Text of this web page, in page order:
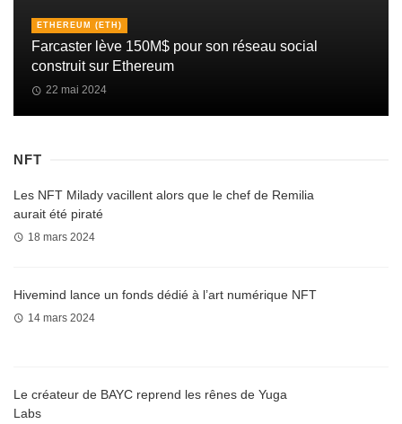
ETHEREUM (ETH)
Farcaster lève 150M$ pour son réseau social
construit sur Ethereum
22 mai 2024
NFT
Les NFT Milady vacillent alors que le chef de Remilia
aurait été piraté
18 mars 2024
Hivemind lance un fonds dédié à l’art numérique NFT
14 mars 2024
Le créateur de BAYC reprend les rênes de Yuga
Labs